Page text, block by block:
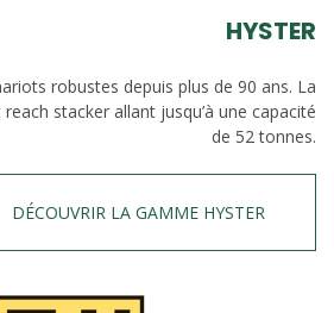
HYSTER
robustes depuis plus de 90 ans. La
stacker allant jusqu’à une capacité
de 52 tonnes.
DÉCOUVRIR LA GAMME HYSTER